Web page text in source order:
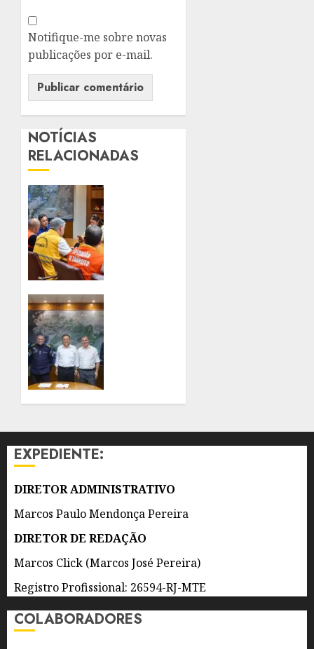
Notifique-me sobre novas
publicações por e-mail.
NOTÍCIAS
RELACIONADAS
AGOSTO
DE 2026
EXPEDIENTE:
DIRETOR ADMINISTRATIVO
Marcos Paulo Mendonça Pereira
DIRETOR DE REDAÇÃO
Marcos Click (Marcos José Pereira)
Registro Profissional: 26594-RJ-MTE
COLABORADORES